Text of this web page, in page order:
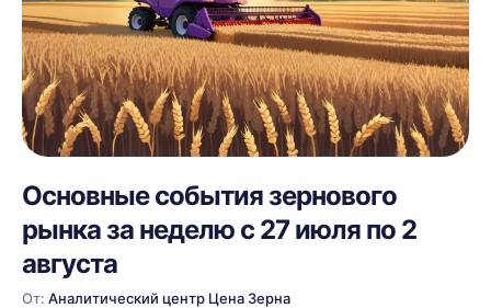
Основные события зернового
рынка за неделю с 27 июля по 2
августа
От: Аналитический центр Цена Зерна